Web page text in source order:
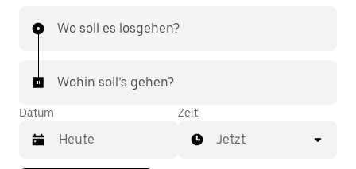
Wo soll es losgehen?
Wohin soll’s gehen?
Datum Zeit
Jetzt